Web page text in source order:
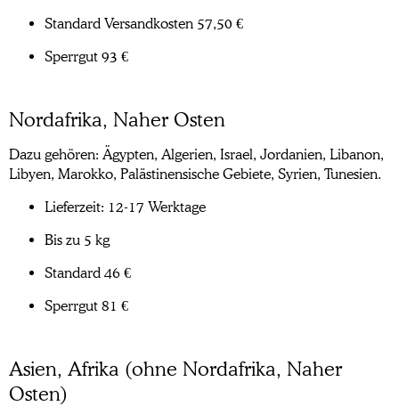
Standard Versandkosten 57,50 €
Sperrgut 93 €
Nordafrika, Naher Osten
Dazu gehören: Ägypten, Algerien, Israel, Jordanien, Libanon,
Libyen, Marokko, Palästinensische Gebiete, Syrien, Tunesien.
Lieferzeit: 12-17 Werktage
Bis zu 5 kg
Standard 46 €
Sperrgut 81 €
Asien, Afrika (ohne Nordafrika, Naher
Osten)